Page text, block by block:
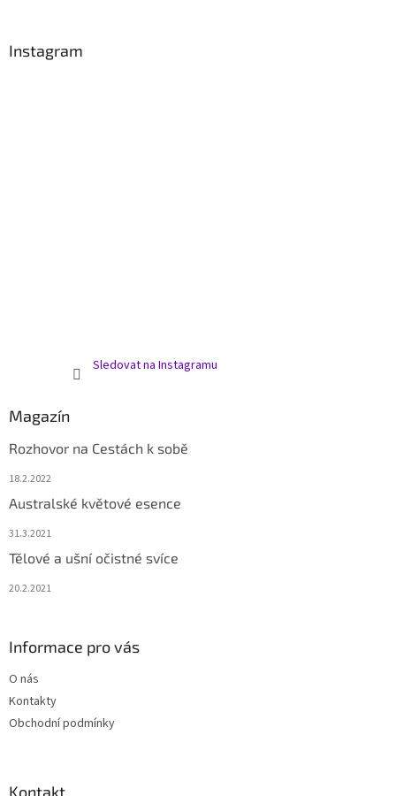
Instagram
Sledovat na Instagramu
Magazín
Rozhovor na Cestách k sobě
18.2.2022
Australské květové esence
31.3.2021
Tělové a ušní očistné svíce
20.2.2021
Informace pro vás
O nás
Kontakty
Obchodní podmínky
Kontakt